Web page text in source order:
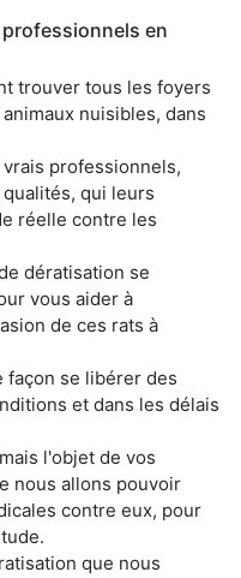
en
trouver tous les foyers
nuisibles, dans
professionnels,
qui leurs
réelle contre les
dératisation se
vous aider à
de ces rats à
façon se libérer des
et dans les délais
l'objet de vos
nous allons pouvoir
contre eux, pour
que nous